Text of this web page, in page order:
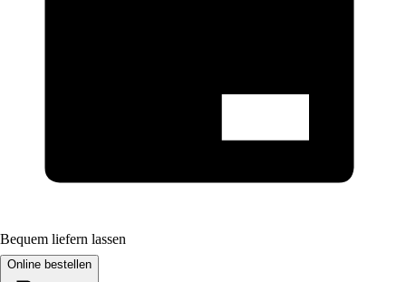
Bequem liefern lassen
Online bestellen